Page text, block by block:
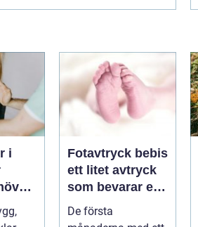
i
Fotavtryck bebis
ett litet avtryck
som bevarar en
stor stund
De första